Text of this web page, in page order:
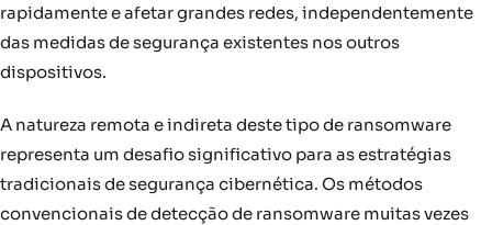
rapidamente e afetar grandes redes, independentemente
das medidas de segurança existentes nos outros
dispositivos.
A natureza remota e indireta deste tipo de ransomware
representa um desafio significativo para as estratégias
tradicionais de segurança cibernética. Os métodos
convencionais de detecção de ransomware muitas vezes